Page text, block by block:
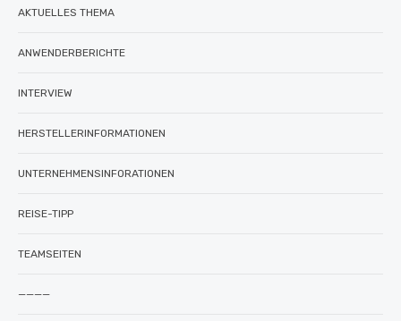
AKTUELLES THEMA
ANWENDERBERICHTE
INTERVIEW
HERSTELLERINFORMATIONEN
UNTERNEHMENSINFORATIONEN
REISE-TIPP
TEAMSEITEN
————